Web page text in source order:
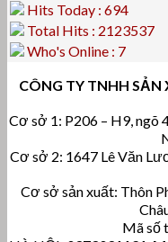
Hits Today : 694
Total Hits : 2123537
Who's Online : 7
CÔNG TY TNHH
Cơ sở 1: P206 – H9, ngõ
Cơ sở 2: 1647 Lê Văn
Cơ sở sản xuất: Thôn
Mã số